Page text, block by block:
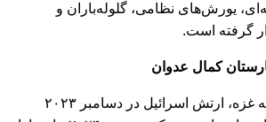
یورش‌های نظامی، گلوله‌باران و
گرفته است.
کمال عدوان
پس از آغاز حملات علیه غزه، ارتش اسرائیل در دسامبر ۲۰۲۳